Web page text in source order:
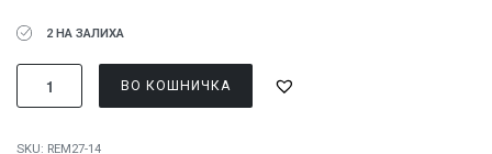
2 НА ЗАЛИХА
ВО КОШНИЧКА
SKU: REM27-14